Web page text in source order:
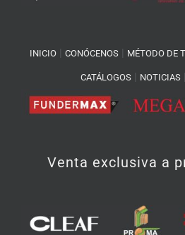
INICIO | CONÓCENOS | MÉTODO DE
CATÁLOGOS | NOTICIAS |
Venta exclusiva a